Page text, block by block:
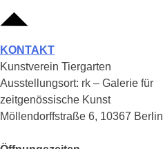
KONTAKT
Kunstverein Tiergarten
Ausstellungsort: rk – Galerie für
zeitgenössische Kunst
Möllendorffstraße 6, 10367 Berlin